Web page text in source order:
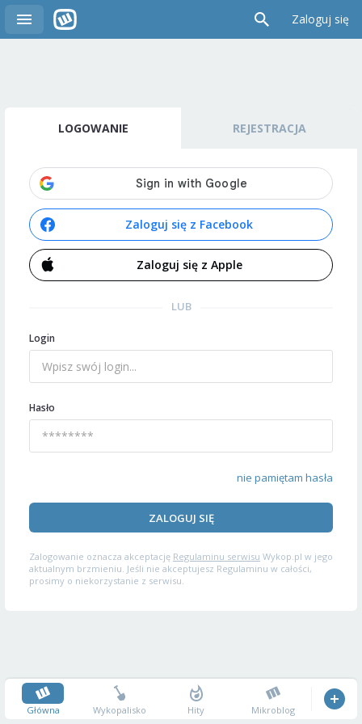
Zaloguj się
LOGOWANIE REJESTRACJA
Zaloguj się z Facebook
Zaloguj się z Apple
LUB
Login
Hasło
nie pamiętam hasła
ZALOGUJ SIĘ
Zalogowanie oznacza akceptację Regulaminu serwisu Wykop.pl w jego
aktualnym brzmieniu. Jeśli nie akceptujesz Regulaminu w całości,
prosimy o niekorzystanie z serwisu.
Główna Wykopalisko Hity Mikroblog